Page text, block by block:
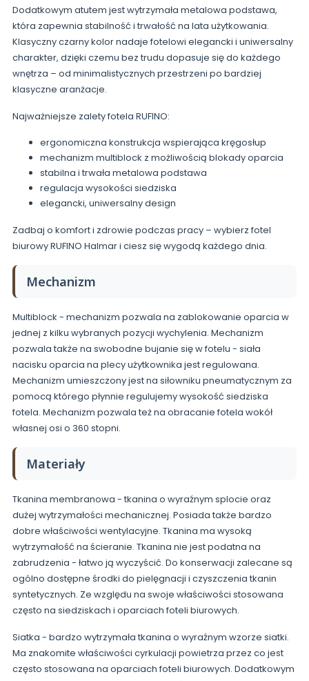
Dodatkowym atutem jest wytrzymała metalowa podstawa,
która zapewnia stabilność i trwałość na lata użytkowania.
Klasyczny czarny kolor nadaje fotelowi elegancki i uniwersalny
charakter, dzięki czemu bez trudu dopasuje się do każdego
wnętrza – od minimalistycznych przestrzeni po bardziej
klasyczne aranżacje.
Najważniejsze zalety fotela RUFINO:
ergonomiczna konstrukcja wspierająca kręgosłup
mechanizm multiblock z możliwością blokady oparcia
stabilna i trwała metalowa podstawa
regulacja wysokości siedziska
elegancki, uniwersalny design
Zadbaj o komfort i zdrowie podczas pracy – wybierz fotel
biurowy RUFINO Halmar i ciesz się wygodą każdego dnia.
Mechanizm
Multiblock - mechanizm pozwala na zablokowanie oparcia w
jednej z kilku wybranych pozycji wychylenia. Mechanizm
pozwala także na swobodne bujanie się w fotelu - siała
nacisku oparcia na plecy użytkownika jest regulowana.
Mechanizm umieszczony jest na siłowniku pneumatycznym za
pomocą którego płynnie regulujemy wysokość siedziska
fotela. Mechanizm pozwala też na obracanie fotela wokół
własnej osi o 360 stopni.
Materiały
Tkanina membranowa - tkanina o wyraźnym splocie oraz
dużej wytrzymałości mechanicznej. Posiada także bardzo
dobre właściwości wentylacyjne. Tkanina ma wysoką
wytrzymałość na ścieranie. Tkanina nie jest podatna na
zabrudzenia - łatwo ją wyczyścić. Do konserwacji zalecane są
ogólno dostępne środki do pielęgnacji i czyszczenia tkanin
syntetycznych. Ze względu na swoje właściwości stosowana
często na siedziskach i oparciach foteli biurowych.
Siatka - bardzo wytrzymała tkanina o wyraźnym wzorze siatki.
Ma znakomite właściwości cyrkulacji powietrza przez co jest
często stosowana na oparciach foteli biurowych. Dodatkowym